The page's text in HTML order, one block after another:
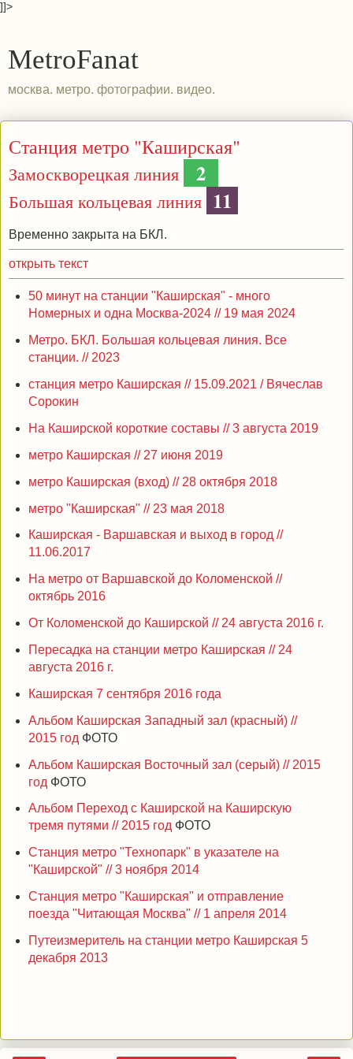
]]>
MetroFanat
москва. метро. фотографии. видео.
Станция метро "Каширская"
Замоскворецкая линия 2
Большая кольцевая линия 11
Временно закрыта на БКЛ.
открыть текст
50 минут на станции "Каширская" - много
Номерных и одна Москва-2024 // 19 мая 2024
Метро. БКЛ. Большая кольцевая линия. Все
станции. // 2023
станция метро Каширская // 15.09.2021 / Вячеслав
Сорокин
На Каширской короткие составы // 3 августа 2019
метро Каширская // 27 июня 2019
метро Каширская (вход) // 28 октября 2018
метро "Каширская" // 23 мая 2018
Каширская - Варшавская и выход в город //
11.06.2017
На метро от Варшавской до Коломенской //
октябрь 2016
От Коломенской до Каширской // 24 августа 2016 г.
Пересадка на станции метро Каширская // 24
августа 2016 г.
Каширская 7 сентября 2016 года
Альбом Каширская Западный зал (красный) //
2015 год ФОТО
Альбом Каширская Восточный зал (серый) // 2015
год ФОТО
Альбом Переход с Каширской на Каширскую
тремя путями // 2015 годФОТО
Станция метро "Технопарк" в указателе на
"Каширской" // 3 ноября 2014
Станция метро "Каширская" и отправление
поезда "Читающая Москва" // 1 апреля 2014
Путеизмеритель на станции метро Каширская 5
декабря 2013